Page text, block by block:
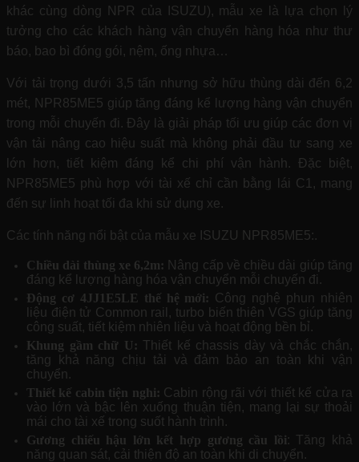
khác cùng dòng NPR của ISUZU), mẫu xe là lựa chọn lý
tưởng cho các khách hàng vận chuyển hàng hóa như thư
báo, bao bì đóng gói, nệm, ống nhựa…
Với tải trọng dưới 3,5 tấn nhưng sở hữu thùng dài đến 6,2
mét, NPR85ME5 giúp tăng đáng kể lượng hàng vận chuyển
trong mỗi chuyến đi. Đây là giải pháp tối ưu giúp các đơn vị
vận tải nâng cao hiệu suất mà không phải đầu tư sang xe
lớn hơn, tiết kiệm đáng kể chi phí vận hành. Đặc biệt,
NPR85ME5 phù hợp với tài xế chỉ cần bằng lái C1, mang
đến sự linh hoạt tối đa khi sử dụng xe.
Các tính năng nổi bật của mẫu xe ISUZU NPR85ME5:.
Chiều dài thùng xe 6,2m: Nâng cấp về chiều dài giúp tăng
đáng kể lượng hàng hóa vận chuyển mỗi chuyến đi.
Động cơ 4JJ1E5LE thế hệ mới: Công nghệ phun nhiên
liệu điện tử Common rail, turbo biến thiên VGS giúp tăng
công suất, tiết kiệm nhiên liệu và hoạt động bền bỉ.
Khung gầm chữ U: Thiết kế chassis dày và chắc chắn,
tăng khả năng chịu tải và đảm bảo an toàn khi vận
chuyển.
Thiết kế cabin tiện nghi: Cabin rộng rãi với thiết kế cửa ra
vào lớn và bậc lên xuống thuận tiện, mang lại sự thoải
mái cho tài xế trong suốt hành trình.
Gương chiếu hậu lớn kết hợp gương cầu lồi: Tăng khả
năng quan sát, cải thiện độ an toàn khi di chuyển.